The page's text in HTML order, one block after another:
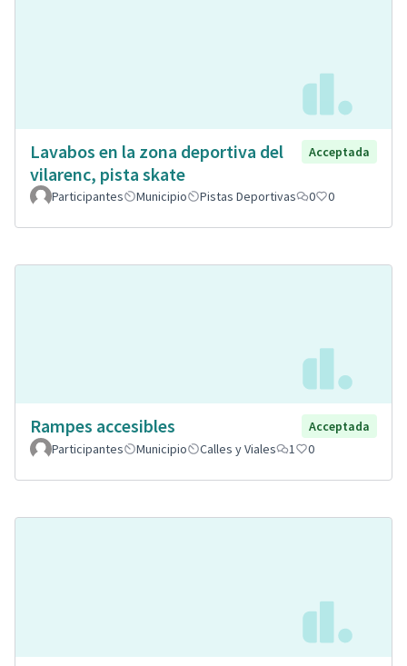
Lavabos en la zona deportiva del
vilarenc, pista skate
Acceptada
Participantes Municipio Pistas Deportivas 0 0
Rampes accesibles
Acceptada
Participantes
Municipio Calles y Viales 1 0